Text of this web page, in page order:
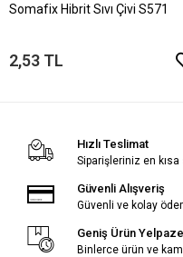
Somafix Hibrit Sıvı Çivi S571
2,53 TL
Hızlı Teslimat
Siparişleriniz en
Güvenli Alışveriş
Güvenli ve kolay
Geniş Ürün
Binlerce ürün ve